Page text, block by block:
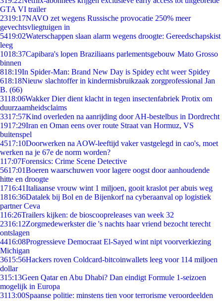
GTA VI trailer
2319:17NAVO zet wegens Russische provocatie 250% meer
gevechtsvliegtuigen in
5419:02Waterschappen slaan alarm wegens droogte: Gereedschapskist
leeg
1018:37Capibara's lopen Braziliaans parlementsgebouw Mato Grosso
binnen
818:19In Spider-Man: Brand New Day is Spidey echt weer Spidey
618:18Nieuw slachtoffer in kindermisbruikzaak zorgprofessional Jan
B. (66)
3118:06Wakker Dier dient klacht in tegen insectenfabriek Protix om
duurzaamheidsclaims
3317:57Kind overleden na aanrijding door AH-bestelbus in Dordrecht
1917:29Iran en Oman eens over route Straat van Hormuz, VS
buitenspel
4517:10Doorwerken na AOW-leeftijd vaker vastgelegd in cao's, moet
werken na je 67e de norm worden?
117:07Forensics: Crime Scene Detective
5617:01Boeren waarschuwen voor lagere oogst door aanhoudende
hitte en droogte
1716:41Italiaanse vrouw wint 1 miljoen, gooit kraslot per abuis weg
1816:36Datalek bij Bol en de Bijenkorf na cyberaanval op logistiek
partner Ceva
116:26Trailers kijken: de bioscoopreleases van week 32
2316:12Zorgmedewerkster die 's nachts haar vriend bezocht terecht
ontslagen
4416:08Progressieve Democraat El-Sayed wint nipt voorverkiezing
Michigan
3615:56Hackers roven Coldcard-bitcoinwallets leeg voor 114 miljoen
dollar
315:13Geen Qatar en Abu Dhabi? Dan eindigt Formule 1-seizoen
mogelijk in Europa
3113:00Spaanse politie: minstens tien voor terrorisme veroordeelden